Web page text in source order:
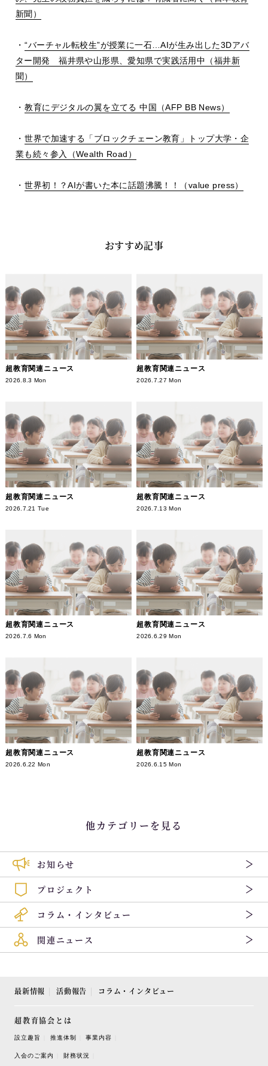
新聞）
・“バーチャル転校生”が授業に一石 …AIが生み出した3Dアバ
ター開発 福井県や山形県、愛知県で実践活用中（福井新
聞）
・教育にデジタルの翼を立てる 中国（AFP BB News）
・世界で加速する「ブロックチェーン教育」トップ大学・企
業も続々参入（Wealth Road ）
・世界初！？AIが書いた本に話題沸騰！！（value press）
おすすめ記事
超教育関連ニュース
2026.8.3 Mon
超教育関連ニュース
2026.7.27 Mon
超教育関連ニュース
2026.7.21 Tue
超教育関連ニュース
2026.7.13 Mon
超教育関連ニュース
2026.7.6 Mon
超教育関連ニュース
2026.6.29 Mon
超教育関連ニュース
2026.6.22 Mon
超教育関連ニュース
2026.6.15 Mon
他カテゴリーを見る
お知らせ
プロジェクト
コラム・インタビュー
関連ニュース
最新情報 活動報告 コラム・インタビュー
超教育協会とは
設立趣旨 推進体制 事業内容
入会のご案内 財務状況